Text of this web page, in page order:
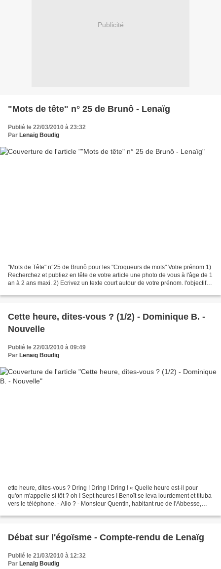
Publicité
"Mots de tête" n° 25 de Brunô - Lenaïg
Publié le 22/03/2010 à 23:32
Par Lenaïg Boudig
"Mots de Tête" n°25 de Brunô pour les "Croqueurs de mots" Votre prénom 1)
Recherchez et publiez en tête de votre article une photo de vous à l'âge de 1
an à 2 ans maxi. 2) Ecrivez un texte court autour de votre prénom. l'objectif
Cette heure, dites-vous ? (1/2) - Dominique B. -
Nouvelle
Publié le 22/03/2010 à 09:49
Par Lenaïg Boudig
ette heure, dites-vous ? Dring ! Dring ! Dring ! « Quelle heure est-il pour
qu'on m'appelle si tôt ? oh ! Sept heures ! Benoît se leva lourdement et tituba
vers le téléphone. - Allo ? - Monsieur Quentin, habitant rue de l'Abbesse,
Débat sur l'égoïsme - Compte-rendu de Lenaïg
Publié le 21/03/2010 à 12:32
Par Lenaïg Boudig